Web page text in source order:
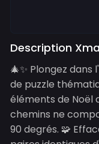
Description
🎄✨ Plongez
de puzzle
éléments de Noël
chemins ne
90 degrés. 🧩